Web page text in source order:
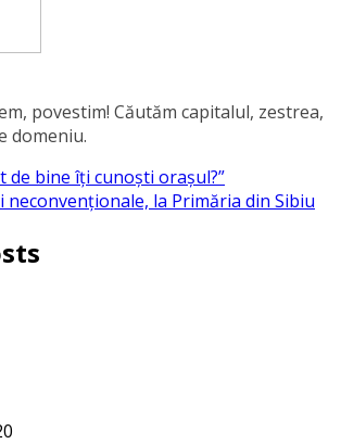
povestim! Căutăm capitalul, zestrea,
domeniu.
de bine îți cunoști orașul?”
neconvenționale, la Primăria din Sibiu